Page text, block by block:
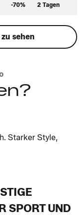
-70% 2 Tagen
sehen
Starker Style,
SPORT UND